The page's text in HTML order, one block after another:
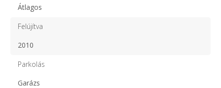
Átlagos
Felújítva
2010
Parkolás
Garázs